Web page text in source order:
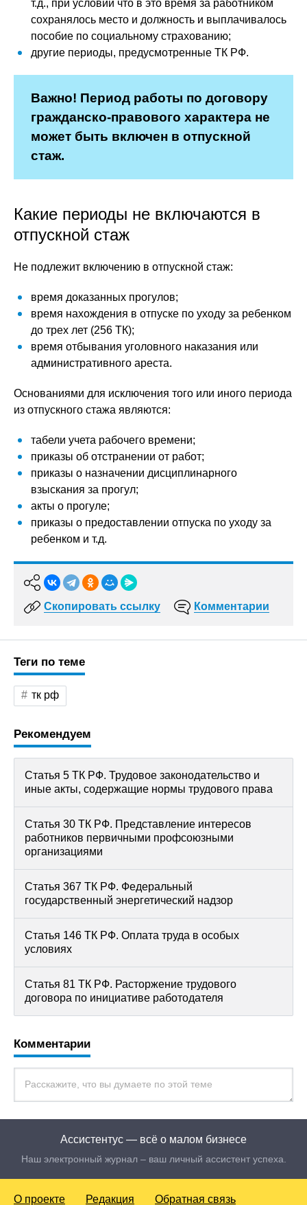
т.д., при условии что в это время за работником
сохранялось место и должность и выплачивалось
пособие по социальному страхованию;
другие периоды, предусмотренные ТК РФ.
Важно! Период работы по договору
гражданско-правового характера не
может быть включен в отпускной
стаж.
Какие периоды не включаются в
отпускной стаж
Не подлежит включению в отпускной стаж:
время доказанных прогулов;
время нахождения в отпуске по уходу за ребенком
до трех лет (256 ТК);
время отбывания уголовного наказания или
административного ареста.
Основаниями для исключения того или иного периода
из отпускного стажа являются:
табели учета рабочего времени;
приказы об отстранении от работ;
приказы о назначении дисциплинарного
взыскания за прогул;
акты о прогуле;
приказы о предоставлении отпуска по уходу за
ребенком и т.д.
Скопировать ссылку Комментарии
Теги по теме
тк рф
Рекомендуем
Статья 5 ТК РФ. Трудовое законодательство и
иные акты, содержащие нормы трудового права
Статья 30 ТК РФ. Представление интересов
работников первичными профсоюзными
организациями
Статья 367 ТК РФ. Федеральный
государственный энергетический надзор
Статья 146 ТК РФ. Оплата труда в особых
условиях
Статья 81 ТК РФ. Расторжение трудового
договора по инициативе работодателя
Комментарии
Ассистентус — всё о малом бизнесе
Наш электронный журнал – ваш личный ассистент успеха.
О проекте Редакция Обратная связь